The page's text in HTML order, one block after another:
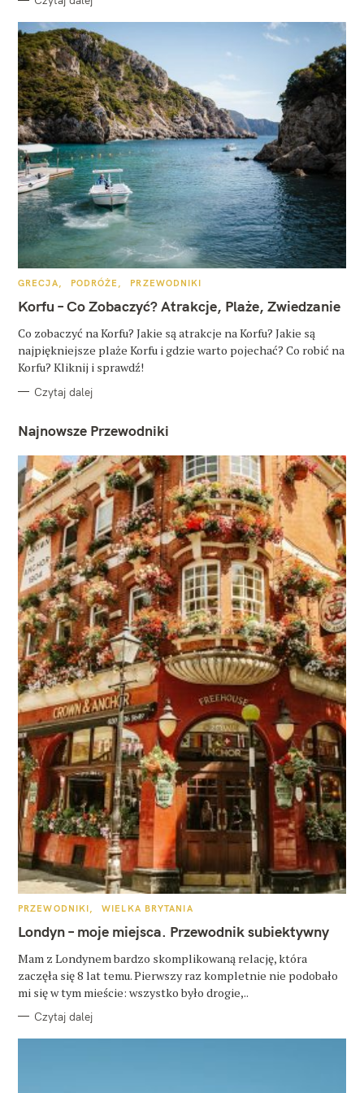
K
T
E
O
R
I
GRECJA PODRÓŻE PRZEWODNIKI
Korfu – Co Zobaczyć? Atrakcje, Plaże, Zwiedzanie
Co zobaczyć na Korfu? Jakie są atrakcje na Korfu? Jakie są
najpiękniejsze plaże Korfu i gdzie warto pojechać? Co robić na
Korfu? Kliknij i sprawdź!
Czytaj dalej
Najnowsze Przewodniki
K
T
E
O
R
I
PRZEWODNIKI WIELKA BRYTANIA
Londyn – moje miejsca. Przewodnik subiektywny
Mam z Londynem bardzo skomplikowaną relację, która
zaczęła się 8 lat temu. Pierwszy raz kompletnie nie podobało
mi się w tym mieście: wszystko było drogie,..
Czytaj dalej